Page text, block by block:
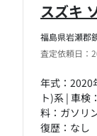
福島県岩瀬郡
査定依頼日：
スズキ
年式：2020
ト)系 | 車検
料：ガソリ
復歴：なし